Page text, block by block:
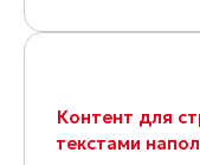
Контент для
текстами